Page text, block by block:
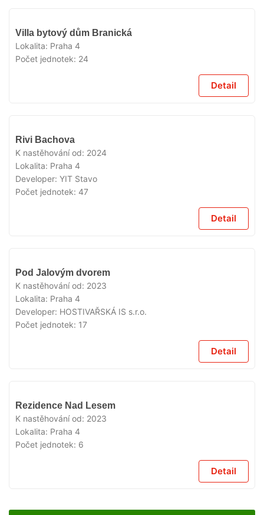
Villa bytový dům Branická
Lokalita: Praha 4
Počet jednotek: 24
Detail
Rivi Bachova
K nastěhování od: 2024
Lokalita: Praha 4
Developer: YIT Stavo
Počet jednotek: 47
Detail
Pod Jalovým dvorem
K nastěhování od: 2023
Lokalita: Praha 4
Developer: HOSTIVAŘSKÁ IS s.r.o.
Počet jednotek: 17
Detail
Rezidence Nad Lesem
K nastěhování od: 2023
Lokalita: Praha 4
Počet jednotek: 6
Detail